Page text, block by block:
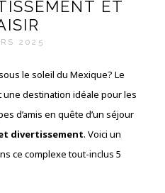
ET
2025
le soleil du Mexique? Le
une destination idéale pour les
d’amis en quête d’un séjour
divertissement. Voici un
ce complexe tout-inclus 5